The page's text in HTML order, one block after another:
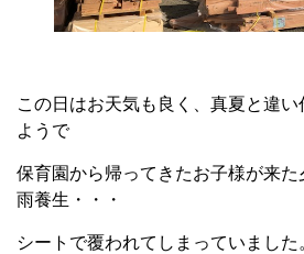
この日はお天気も良く、真夏と違
ようで
保育園から帰ってきたお子様が来
雨養生・・・
シートで覆われてしまっていました